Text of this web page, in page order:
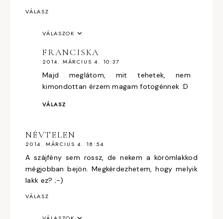
VÁLASZ
VÁLASZOK
FRANCISKA
2014. MÁRCIUS 4. 10:37
Majd meglátom, mit tehetek, nem
kimondottan érzem magam fotogénnek :D
VÁLASZ
NÉVTELEN
2014. MÁRCIUS 4. 18:54
A szájfény sem rossz, de nekem a körömlakkod
mégjobban bejön. Megkérdezhetem, hogy melyik
lakk ez? ;-)
VÁLASZ